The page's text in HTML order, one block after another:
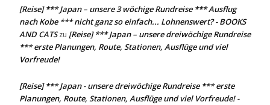
[Reise] *** Japan – unsere 3 wöchige Rundreise *** Ausflug
nach Kobe *** nicht ganz so einfach... Lohnenswert? - BOOKS
AND CATSzu [Reise] *** Japan – unsere dreiwöchige Rundreise
*** erste Planungen, Route, Stationen, Ausflüge und viel
Vorfreude!
[Reise] *** Japan - unsere dreiwöchige Rundreise *** erste
Planungen, Route, Stationen, Ausflüge und viel Vorfreude! -